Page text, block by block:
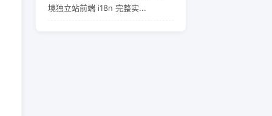
境独立站前端 i18n 完整实...